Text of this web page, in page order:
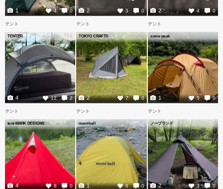
4 0
1 3 0
2 4 0
2
テント
TENTER
12 2
4
テント
TOKYO CRAFTS
7 0
2
テント
snow peak
5 0
1
テント
tent-MARK DESIGNS
8 0
4
テント
mont-bell
6 0
1
テント
ノーブランド
3 0
2